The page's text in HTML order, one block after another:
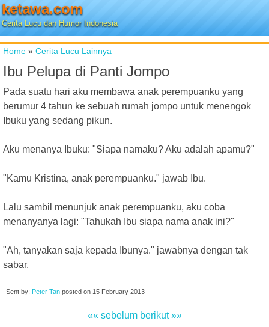
ketawa.com
Cerita Lucu dan Humor Indonesia
Home » Cerita Lucu Lainnya
Ibu Pelupa di Panti Jompo
Pada suatu hari aku membawa anak perempuanku yang
berumur 4 tahun ke sebuah rumah jompo untuk menengok
Ibuku yang sedang pikun.
Aku menanya Ibuku: "Siapa namaku? Aku adalah apamu?"
"Kamu Kristina, anak perempuanku." jawab Ibu.
Lalu sambil menunjuk anak perempuanku, aku coba
menanyanya lagi: "Tahukah Ibu siapa nama anak ini?"
"Ah, tanyakan saja kepada Ibunya." jawabnya dengan tak
sabar.
Sent by: Peter Tan posted on 15 February 2013
«« sebelum berikut »»